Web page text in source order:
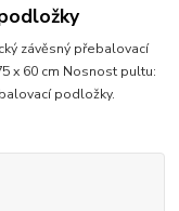
závěsný přebalovací
x 60 cm Nosnost pultu:
podložky.